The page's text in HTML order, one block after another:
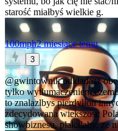
starość miałbyś wielkie g.
100mph2 miesiące temu
3
@gwintownikodkladasz
tylko wytlumaczeniem
to znalazlbys pierdylion
zdecydowana wiekszosc
showbiznesu, plakalaby, ze